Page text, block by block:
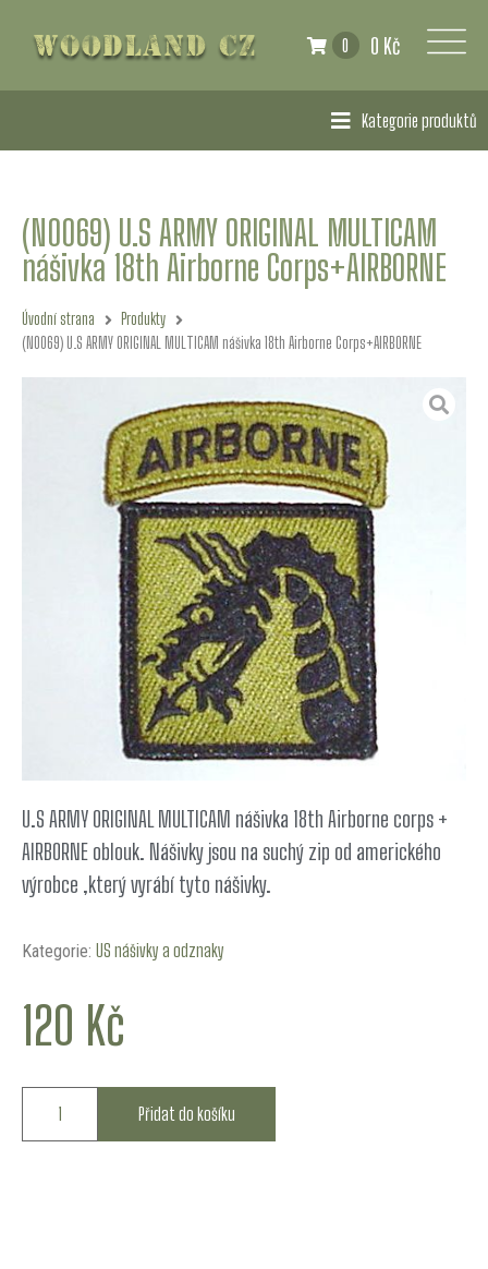
0 0 Kč
Kategorie produktů
(N0069) U.S ARMY ORIGINAL MULTICAM
nášivka 18th Airborne Corps+AIRBORNE
Úvodní strana
Produkty
(N0069) U.S ARMY ORIGINAL MULTICAM nášivka 18th Airborne Corps+AIRBORNE
U.S ARMY ORIGINAL MULTICAM nášivka 18th Airborne corps +
AIRBORNE oblouk. Nášivky jsou na suchý zip od amerického
výrobce ,který vyrábí tyto nášivky.
Kategorie: US nášivky a odznaky
120 Kč
Přidat do košíku